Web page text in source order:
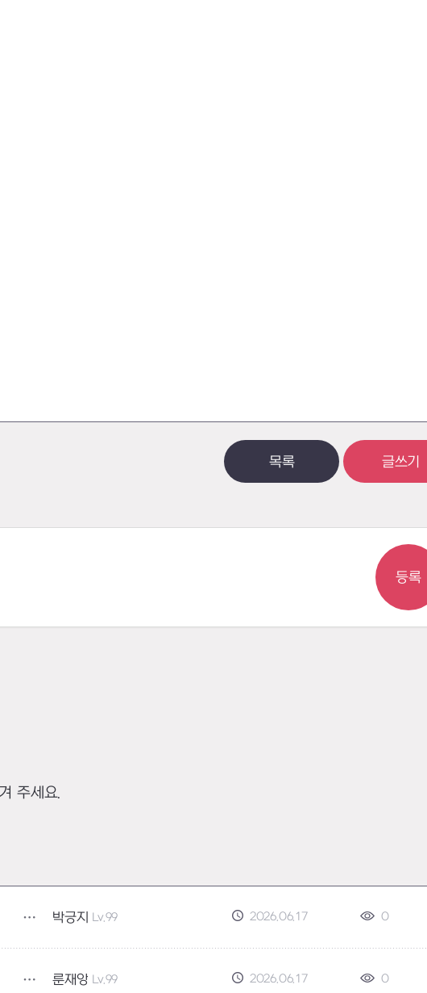
목록 글쓰기
등록
주세요.
박긍지 Lv.99 2026.06.17 0
룬재앙 Lv.99 2026.06.17 0